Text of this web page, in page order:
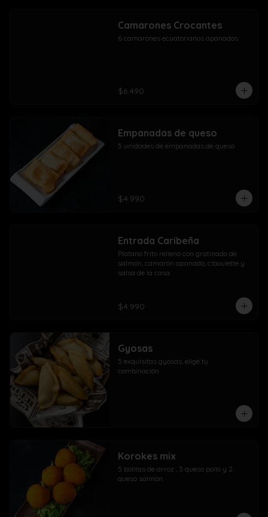
Camarones Crocantes
6 camarones ecuatorianos apanados
$6.490
Empanadas de queso
5 unidades de empanadas de queso
$4.990
Entrada Caribeña
Platano frito relleno con gratinado de
salmón, camarón apanado, ciboulette y
salsa de la casa
$4.990
Gyosas
5 exquisitas gyosas, elige tu
combinación
Korokes mix
5 bolitas de arroz , 3 queso pollo y 2
queso salmón.